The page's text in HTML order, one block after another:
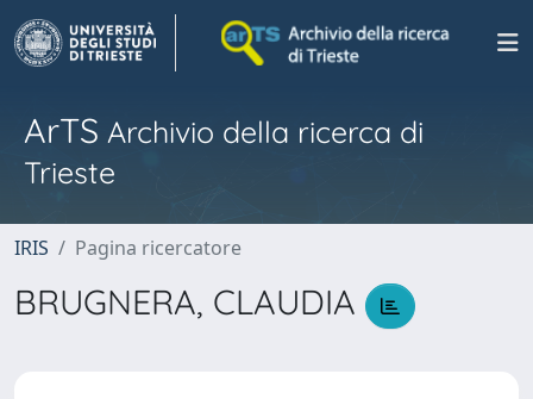
ArTS Archivio della ricerca di
Trieste
IRIS Pagina ricercatore
BRUGNERA, CLAUDIA